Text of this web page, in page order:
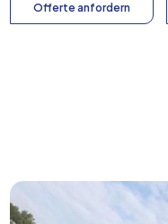
Offerte anfordern